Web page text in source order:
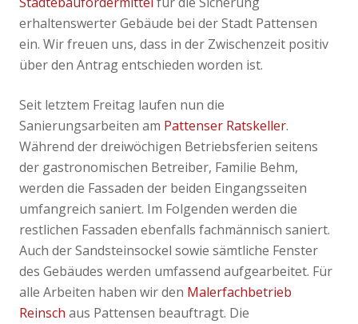
erhaltenswerter Gebäude bei der Stadt Pattensen
ein. Wir freuen uns, dass in der Zwischenzeit positiv
über den Antrag entschieden worden ist.
Seit letztem Freitag laufen nun die
Sanierungsarbeiten am Pattenser Ratskeller.
Während der dreiwöchigen Betriebsferien seitens
der gastronomischen Betreiber, Familie Behm,
werden die Fassaden der beiden Eingangsseiten
umfangreich saniert. Im Folgenden werden die
restlichen Fassaden ebenfalls fachmännisch saniert.
Auch der Sandsteinsockel sowie sämtliche Fenster
des Gebäudes werden umfassend aufgearbeitet. Für
alle Arbeiten haben wir den Malerfachbetrieb
Reinsch aus Pattensen beauftragt. Die